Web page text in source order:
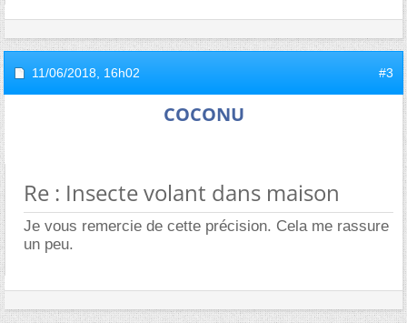
11/06/2018, 16h02 #3
COCONU
Re : Insecte volant dans maison
Je vous remercie de cette précision. Cela me rassure
un peu.